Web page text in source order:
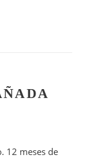
12 meses de